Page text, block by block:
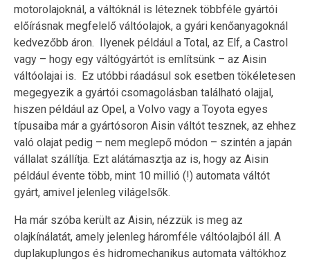
motorolajoknál, a váltóknál is léteznek többféle gyártói
előírásnak megfelelő váltóolajok, a gyári kenőanyagoknál
kedvezőbb áron. Ilyenek például a Total, az Elf, a Castrol
vagy – hogy egy váltógyártót is említsünk – az Aisin
váltóolajai is. Ez utóbbi ráadásul sok esetben tökéletesen
megegyezik a gyártói csomagolásban található olajjal,
hiszen például az Opel, a Volvo vagy a Toyota egyes
típusaiba már a gyártósoron Aisin váltót tesznek, az ehhez
való olajat pedig – nem meglepő módon – szintén a japán
vállalat szállítja. Ezt alátámasztja az is, hogy az Aisin
például évente több, mint 10 millió (!) automata váltót
gyárt, amivel jelenleg világelsők.
Ha már szóba került az Aisin, nézzük is meg az
olajkínálatát, amely jelenleg háromféle váltóolajból áll. A
duplakuplungos és hidromechanikus automata váltókhoz